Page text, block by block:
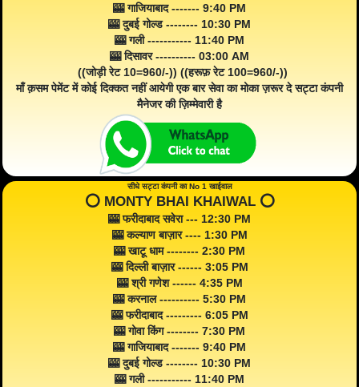
🎰 गाजियाबाद ------- 9:40 PM
🎰 दुबई गोल्ड -------- 10:30 PM
🎰 गली ----------- 11:40 PM
🎰 दिसावर ---------- 03:00 AM
((जोड़ी रेट 10=960/-)) ((हरूफ़ रेट 100=960/-))
माँ क़सम पेमेंट में कोई दिक्कत नहीं आयेगी एक बार सेवा का मोका ज़रूर दे सट्टा कंपनी
मैनेजर की ज़िम्मेवारी है
सीधे सट्टा कंपनी का No 1 खाईवाल
⭕️ MONTY BHAI KHAIWAL ⭕️
🎰 फरीदाबाद सवेरा --- 12:30 PM
🎰 कल्याण बाज़ार ---- 1:30 PM
🎰 खाटू धाम -------- 2:30 PM
🎰 दिल्ली बाज़ार ------ 3:05 PM
🎰 श्री गणेश ------ 4:35 PM
🎰 करनाल ---------- 5:30 PM
🎰 फरीदाबाद --------- 6:05 PM
🎰 गोवा किंग -------- 7:30 PM
🎰 गाजियाबाद ------- 9:40 PM
🎰 दुबई गोल्ड -------- 10:30 PM
🎰 गली ----------- 11:40 PM